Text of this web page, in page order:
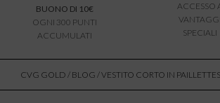
BUONO DI 10€
OGNI 300 PUNTI
ACCUMULATI
ACCESSO
VANTAGGI
SPECIALI
CVG GOLD / BLOG / VESTITO CORTO IN